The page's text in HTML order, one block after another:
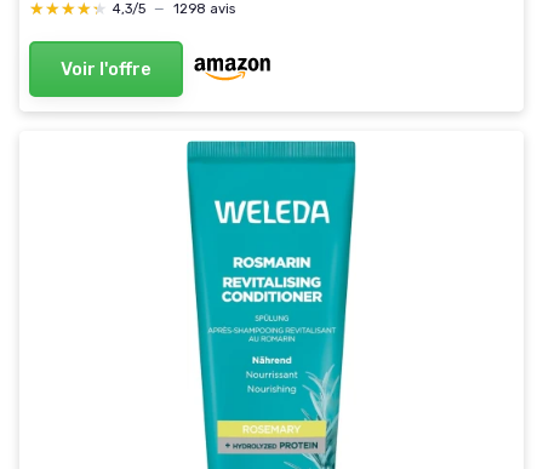
★★★★★
★★★★★ 4,3/5 — 1298 avis
Voir l'offre